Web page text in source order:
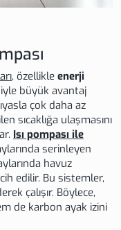
, özellikle enerji
büyük avantaj
çok daha az
sıcaklığa ulaşmasını
Isı pompası ile
serinleyen
havuz
edilir. Bu sistemler,
çalışır. Böylece,
de karbon ayak izini